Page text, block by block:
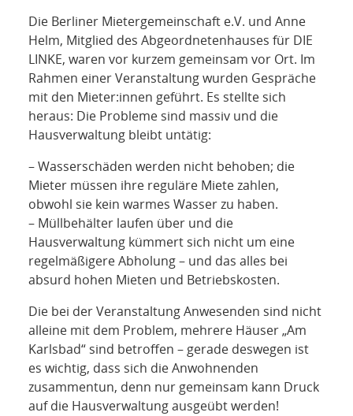
Die Berliner Mietergemeinschaft e.V. und Anne
Helm, Mitglied des Abgeordnetenhauses für DIE
LINKE, waren vor kurzem gemeinsam vor Ort. Im
Rahmen einer Veranstaltung wurden Gespräche
mit den Mieter:innen geführt. Es stellte sich
heraus: Die Probleme sind massiv und die
Hausverwaltung bleibt untätig:
– Wasserschäden werden nicht behoben; die
Mieter müssen ihre reguläre Miete zahlen,
obwohl sie kein warmes Wasser zu haben.
– Müllbehälter laufen über und die
Hausverwaltung kümmert sich nicht um eine
regelmäßigere Abholung – und das alles bei
absurd hohen Mieten und Betriebskosten.
Die bei der Veranstaltung Anwesenden sind nicht
alleine mit dem Problem, mehrere Häuser „Am
Karlsbad“ sind betroffen – gerade deswegen ist
es wichtig, dass sich die Anwohnenden
zusammentun, denn nur gemeinsam kann Druck
auf die Hausverwaltung ausgeübt werden!